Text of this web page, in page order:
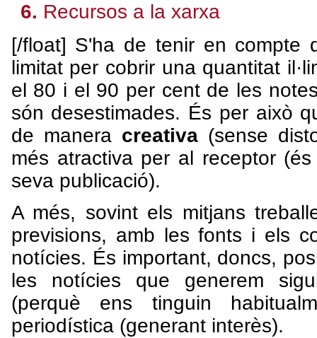
Recursos a la xarxa
[/float] S'ha de tenir en compte
limitat per cobrir una quantitat
el 80 i el 90 per cent de les
són desestimades. És per això
de manera creativa(sense
més atractiva per al receptor
seva publicació).
A més, sovint els mitjans
previsions, amb les fonts i els
notícies. És important, doncs,
les notícies que generem
(perquè ens tinguin
periodística (generant interès).